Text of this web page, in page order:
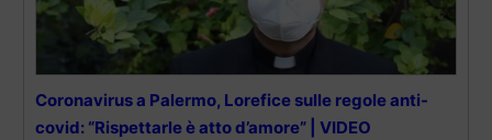
Coronavirus a Palermo, Lorefice sulle regole anti-
covid: “Rispettarle è atto d’amore” | VIDEO